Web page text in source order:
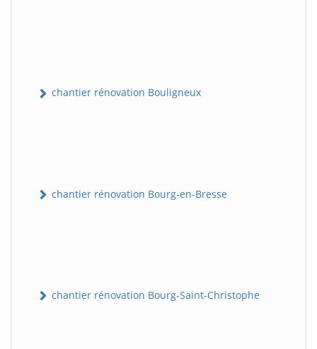
chantier rénovation Bouligneux
chantier rénovation Bourg-en-Bresse
chantier rénovation Bourg-Saint-Christophe